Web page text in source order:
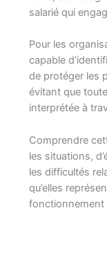
salarié qui
Pour les
capable
de protéger les
évitant que
interprétée à
Comprendre
les situations,
les difficultés
qu’elles
fonctionnement